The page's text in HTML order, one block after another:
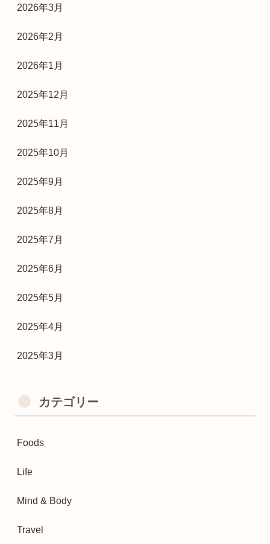
2026年3月
2026年2月
2026年1月
2025年12月
2025年11月
2025年10月
2025年9月
2025年8月
2025年7月
2025年6月
2025年5月
2025年4月
2025年3月
カテゴリー
Foods
Life
Mind & Body
Travel